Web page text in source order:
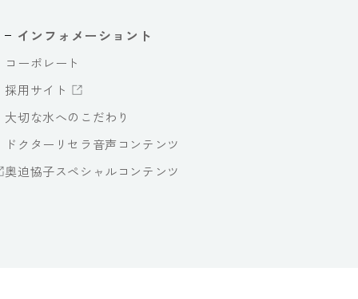
インフォメーショント
コーポレート
採用サイト
大切な水へのこだわり
ドクターリセラ音声コンテンツ
奥迫協子スペシャルコンテンツ